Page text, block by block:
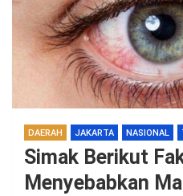
DAERAH JAKARTA NASIONAL
Simak Berikut
Menyebabkan